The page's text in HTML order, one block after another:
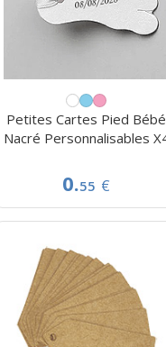
Petites Cartes Pied Bébé
Nacré Personnalisables
0.55 €